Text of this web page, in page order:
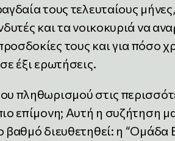
τους τελευταίους
και τα νοικοκυριά να
τους και για πόσο
έξι ερωτήσεις.
πληθωρισμού στις
επίμονη; Αυτή η συζήτηση
βαθμό διευθετηθεί: η